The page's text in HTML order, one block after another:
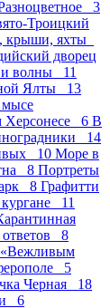
3
Троицкий
крыши, яхты
дворец
волны 11
Ялты 13
мысе
Херсонесе 6 В
14
10 Море в
8 Портреты
8 Графитти
11
ответов 8
«Вежливым
5
Черная 18
6